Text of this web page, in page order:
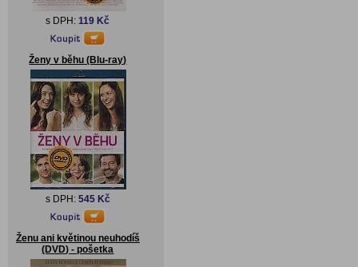
s DPH:119 Kč
Ženy v běhu (Blu-ray)
s DPH: 545 Kč
Ženu ani květinou neuhodíš
(DVD) - pošetka